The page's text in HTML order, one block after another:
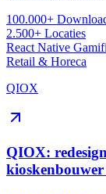
100.000+
2.500+ Locaties
React Native
Retail & Horeca
QIOX
QIOX: